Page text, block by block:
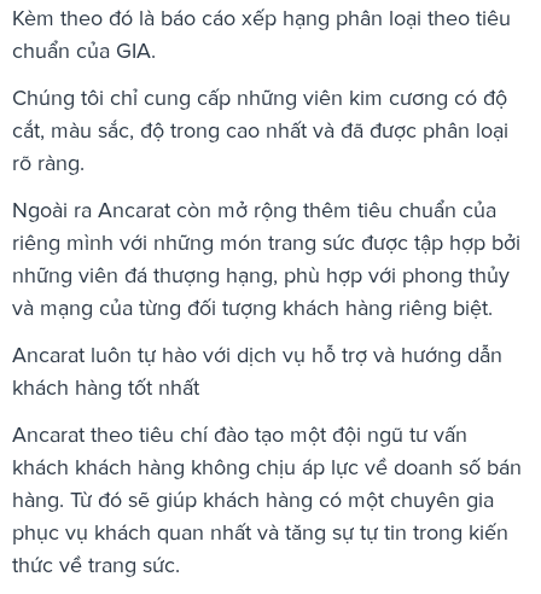
Kèm theo đó là báo cáo xếp hạng phân loại theo tiêu
chuẩn của GIA.
Chúng tôi chỉ cung cấp những viên kim cương có độ
cắt, màu sắc, độ trong cao nhất và đã được phân loại
rõ ràng.
Ngoài ra Ancarat còn mở rộng thêm tiêu chuẩn của
riêng mình với những món trang sức được tập hợp bởi
những viên đá thượng hạng, phù hợp với phong thủy
và mạng của từng đối tượng khách hàng riêng biệt.
Ancarat luôn tự hào với dịch vụ hỗ trợ và hướng dẫn
khách hàng tốt nhất
Ancarat theo tiêu chí đào tạo một đội ngũ tư vấn
khách khách hàng không chịu áp lực về doanh số bán
hàng. Từ đó sẽ giúp khách hàng có một chuyên gia
phục vụ khách quan nhất và tăng sự tự tin trong kiến
thức về trang sức.